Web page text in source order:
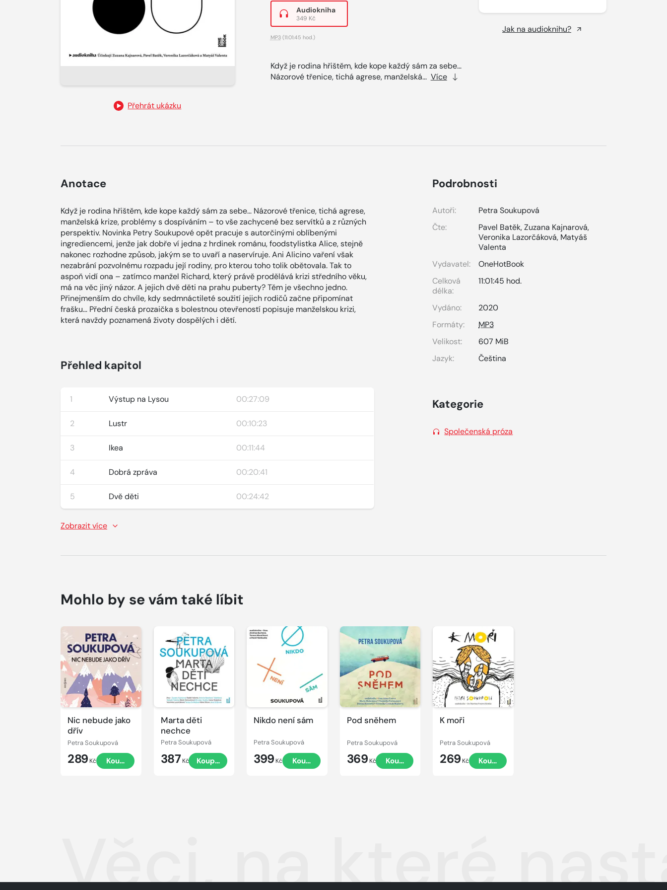
Přehrát ukázku
Audiokniha
349 Kč
MP3(11:01:45 hod.)
Když je rodina hřištěm, kde kope každý sám za sebe…
Názorové třenice, tichá agrese, manželská... Více
Jak na audioknihu?
Anotace
Když je rodina hřištěm, kde kope každý sám za sebe… Názorové třenice, tichá agrese,
manželská krize, problémy s dospíváním – to vše zachycené bez servítků a z různých
perspektiv. Novinka Petry Soukupové opět pracuje s autorčinými oblíbenými
ingrediencemi, jenže jak dobře ví jedna z hrdinek románu, foodstylistka Alice, stejně
nakonec rozhodne způsob, jakým se to uvaří a naservíruje. Ani Alicino vaření však
nezabrání pozvolnému rozpadu její rodiny, pro kterou toho tolik obětovala. Tak to
aspoň vidí ona – zatímco manžel Richard, který právě prodělává krizi středního věku,
má na věc jiný názor. A jejich dvě děti na prahu puberty? Těm je všechno jedno.
Přinejmenším do chvíle, kdy sedmnáctileté soužití jejich rodičů začne připomínat
frašku… Přední česká prozaička s bolestnou otevřeností popisuje manželskou krizi,
která navždy poznamená životy dospělých i dětí.
Přehled kapitol
1 Výstup na Lysou 00:27:09
2 Lustr 00:10:23
3 Ikea 00:11:44
4 Dobrá zpráva 00:20:41
5 Dvě děti 00:24:42
Zobrazit více
Podrobnosti
Autoři:
Petra Soukupová
Čte:
Pavel Batěk,Zuzana Kajnarová,
Veronika Lazorčáková, Matyáš
Valenta
Vydavatel:
OneHotBook
Celková
délka:
11:01:45 hod.
Vydáno:
2020
Formáty:
MP3
Velikost:
607 MiB
Jazyk:
Čeština
Kategorie
Společenská próza
Mohlo by se vám také líbit
Nic nebude jako
dřív
Petra Soukupová
289 Kč Koupit
Přehrát
ukázku
Marta děti
nechce
Petra Soukupová
387 Kč Koupit
Přehrát
ukázku
Nikdo není sám
Petra Soukupová
399 Kč Koupit
Pod sněhem
Petra Soukupová
369 Kč Koupit
Přehrát
ukázku
K moři
Petra Soukupová
269 Kč Koupit
Věci, na které